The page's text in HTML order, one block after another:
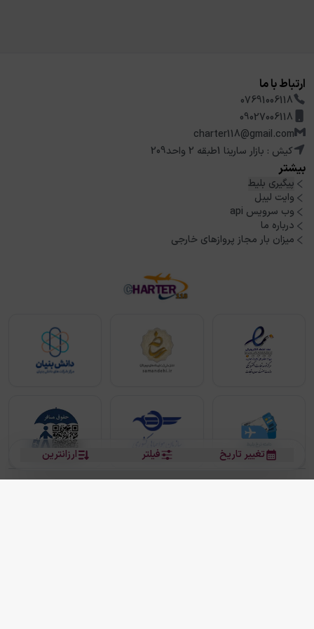
ارزانترین فیلتر تغییر تاریخ
ارتباط با ما
07691006118
09027006118
charter118@gmail.com
کیش : بازار سارینا 1طبقه 2 واحد209
بیشتر
پیگیری بلیط
وایت لیبل
وب سرویس api
درباره ما
میزان بار مجاز پروازهای خارجی